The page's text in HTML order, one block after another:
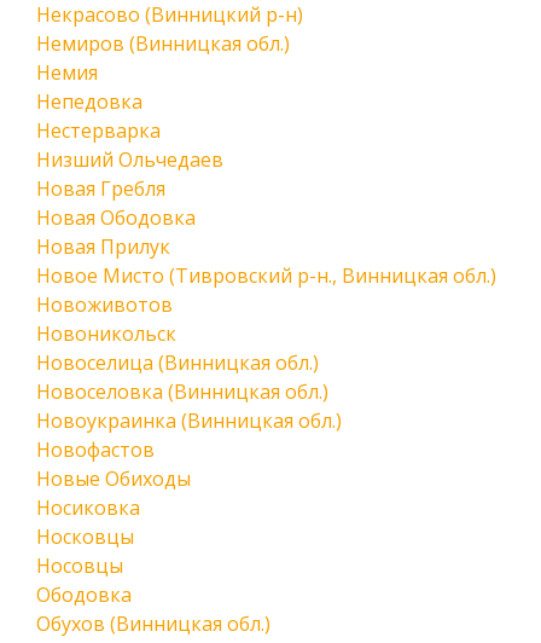
Некрасово (Винницкий р-н)
Немиров (Винницкая обл.)
Немия
Непедовка
Нестерварка
Низший Ольчедаев
Новая Гребля
Новая Ободовка
Новая Прилук
Новое Мисто (Тивровский р-н., Винницкая обл.)
Новоживотов
Новоникольск
Новоселица (Винницкая обл.)
Новоселовка (Винницкая обл.)
Новоукраинка (Винницкая обл.)
Новофастов
Новые Обиходы
Носиковка
Носковцы
Носовцы
Ободовка
Обухов (Винницкая обл.)